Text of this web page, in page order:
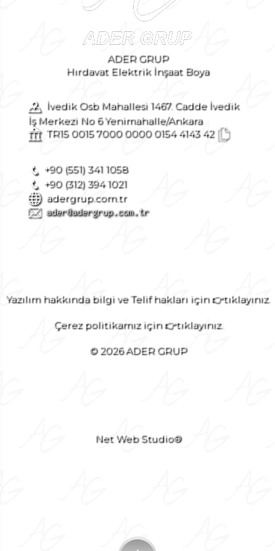
ADER GRUP
Hırdavat Elektrik İnşaat Boya
İvedik Osb Mahallesi 1467. Cadde İvedik
İş Merkezi No 6 Yenimahalle/Ankara
TR15 0015 7000 0000 0154 4143 42
+90 (551) 341 1058
+90 (312) 394 1021
adergrup.com.tr
Yazılım hakkında bilgi ve Telif hakları için 👉tıklayınız.
Çerez politikamız için 👉tıklayınız.
© 2026 ADER GRUP
Net Web Studio®